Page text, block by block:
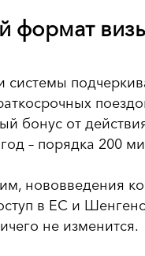
формат
системы
бонус от
– порядка 200
нововведения
в ЕС и
не изменится.